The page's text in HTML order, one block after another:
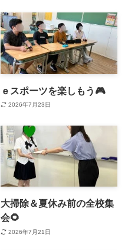
ｅスポーツを楽しもう🎮
2026年7月23日
大掃除＆夏休み前の全校集
会🌻
2026年7月21日